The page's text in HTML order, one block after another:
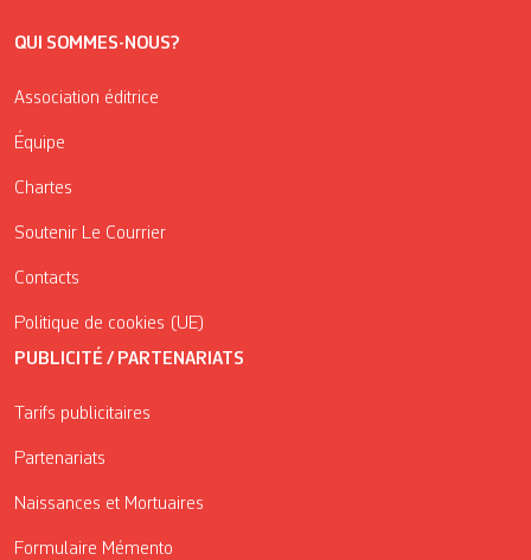
QUI SOMMES-NOUS?
Association éditrice
Équipe
Chartes
Soutenir Le Courrier
Contacts
Politique de cookies (UE)
PUBLICITÉ / PARTENARIATS
Tarifs publicitaires
Partenariats
Naissances et Mortuaires
Formulaire Mémento